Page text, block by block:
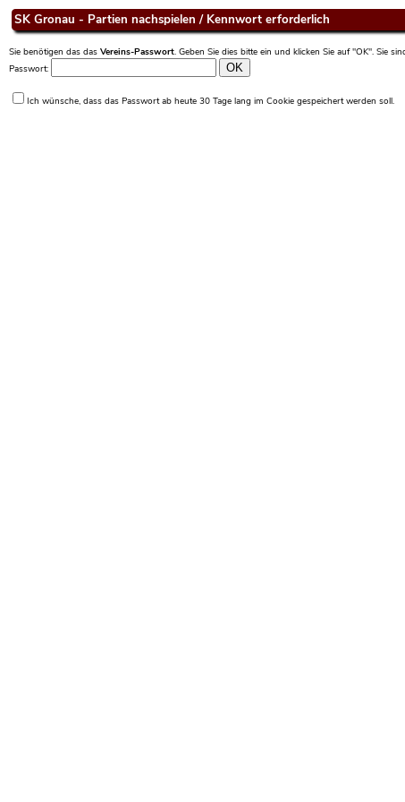
SK Gronau - Partien nachspielen / Kennwort erforderlich
Sie benötigen das das Vereins-Passwort. Geben Sie dies bitte ein und klicken Sie auf "OK". Sie
Passwort:
Ich wünsche, dass das Passwort ab heute 30 Tage lang im Cookie gespeichert werden soll.